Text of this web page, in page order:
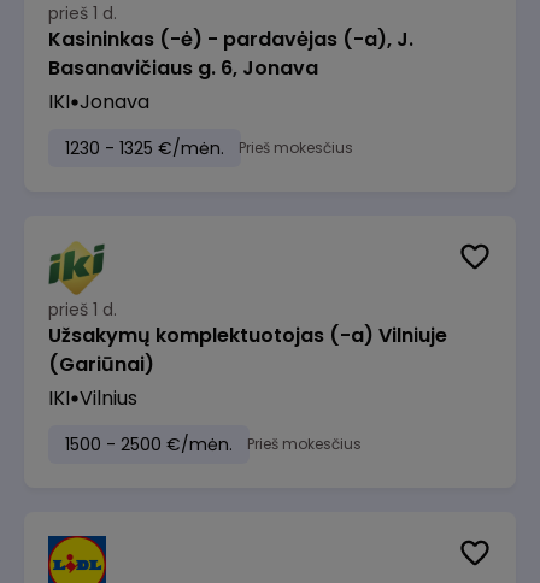
prieš 1 d.
Kasininkas (-ė) - pardavėjas (-a), J.
Basanavičiaus g. 6, Jonava
IKI Jonava
1230 - 1325 €/mėn. Prieš mokesčius
prieš 1 d.
Užsakymų komplektuotojas (-a) Vilniuje
(Gariūnai)
IKI Vilnius
1500 - 2500 €/mėn. Prieš mokesčius